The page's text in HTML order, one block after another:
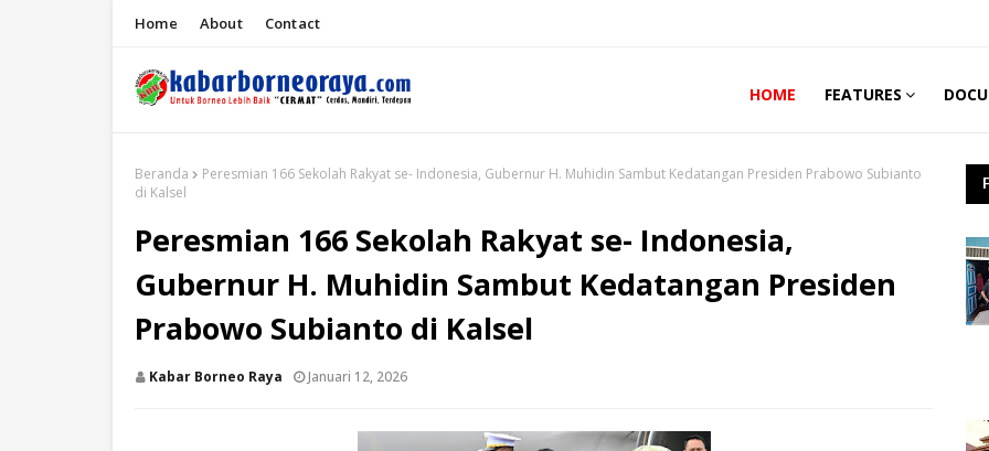
Home About Contact
HOME FEATURES
Beranda
Peresmian 166 Sekolah Rakyat se- Indonesia, Gubernur H. Muhidin Sambut Kedatangan Presiden Prabowo Subianto
di Kalsel
Peresmian 166 Sekolah Rakyat se- Indonesia,
Gubernur H. Muhidin Sambut Kedatangan Presiden
Prabowo Subianto di Kalsel
Kabar Borneo Raya Januari 12, 2026